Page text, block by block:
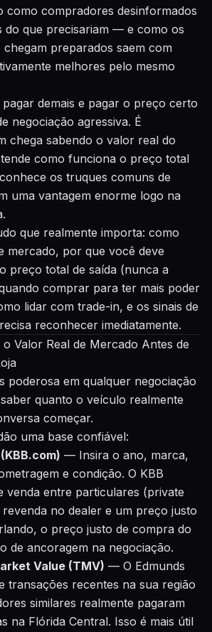
como compradores desinformados
do que precisariam — e como os
preparados saem com
melhores pelo mesmo
demais e pagar o preço certo
negociação agressiva. É
chega sabendo o valor real do
como funciona o preço total
os truques comuns de
uma vantagem enorme logo na
que realmente importa: como
mercado, por que você deve
preço total de saída (nunca a
comprar para ter mais poder
lidar com trade-in, e os sinais de
reconhecer imediatamente.
o Valor Real de Mercado Antes de
poderosa em qualquer negociação
quanto o veículo realmente
começar.
uma base confiável:
— Insira o ano, marca,
e condição. O KBB
venda entre particulares (private
no dealer e um preço justo
o preço justo de compra do
de ancoragem na negociação.
Value (TMV) — O Edmunds
transações recentes na sua região
similares realmente pagaram
na Flórida Central. Isso é mais útil